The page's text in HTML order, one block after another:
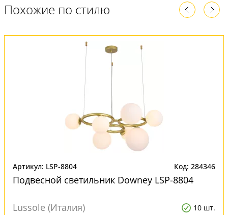
Похожие по стилю
Артикул: LSP-8804 Код: 284346
Подвесной светильник Downey LSP-8804
Lussole (Италия) 10 шт.